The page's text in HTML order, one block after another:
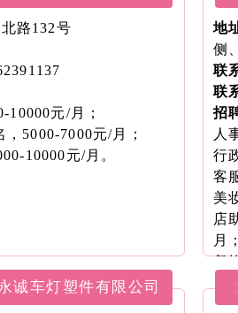
路132号
10000元/月；
5000-7000元/月；
10000元/月。
地
侧
联
联
招
人
行
客
美
店
月；
餐
店
店
诚车灯塑件有限公司